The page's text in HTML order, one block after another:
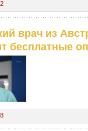
врач из
бесплатные